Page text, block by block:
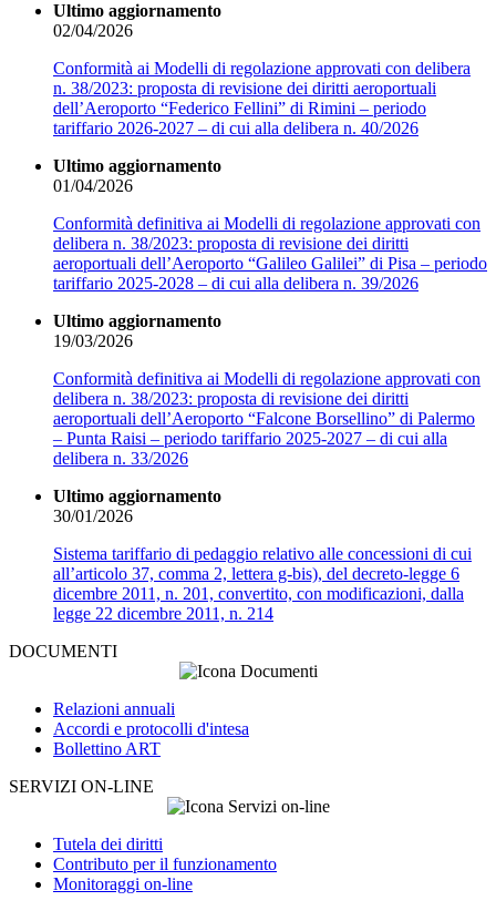
Ultimo aggiornamento
02/04/2026
Conformità ai Modelli di regolazione approvati con delibera
n. 38/2023: proposta di revisione dei diritti aeroportuali
dell’Aeroporto “Federico Fellini” di Rimini – periodo
tariffario 2026-2027 – di cui alla delibera n. 40/2026
Ultimo aggiornamento
01/04/2026
Conformità definitiva ai Modelli di regolazione approvati con
delibera n. 38/2023: proposta di revisione dei diritti
aeroportuali dell’Aeroporto “Galileo Galilei” di Pisa – periodo
tariffario 2025-2028 – di cui alla delibera n. 39/2026
Ultimo aggiornamento
19/03/2026
Conformità definitiva ai Modelli di regolazione approvati con
delibera n. 38/2023: proposta di revisione dei diritti
aeroportuali dell’Aeroporto “Falcone Borsellino” di Palermo
– Punta Raisi – periodo tariffario 2025-2027 – di cui alla
delibera n. 33/2026
Ultimo aggiornamento
30/01/2026
Sistema tariffario di pedaggio relativo alle concessioni di cui
all’articolo 37, comma 2, lettera g-bis), del decreto-legge 6
dicembre 2011, n. 201, convertito, con modificazioni, dalla
legge 22 dicembre 2011, n. 214
DOCUMENTI
Relazioni annuali
Accordi e protocolli d'intesa
Bollettino ART
SERVIZI ON-LINE
Tutela dei diritti
Contributo per il funzionamento
Monitoraggi on-line